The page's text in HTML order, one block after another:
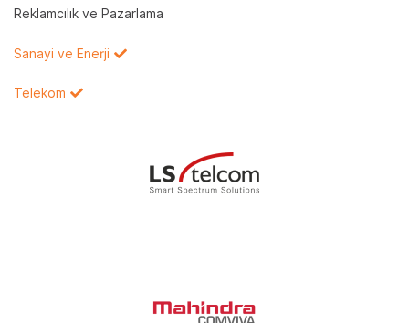
Reklamcılık ve Pazarlama
Sanayi ve Enerji
Telekom